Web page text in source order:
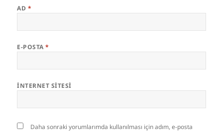
AD *
E-POSTA*
İNTERNET SITESI
Daha sonraki yorumlarımda kullanılması için adım, e-posta